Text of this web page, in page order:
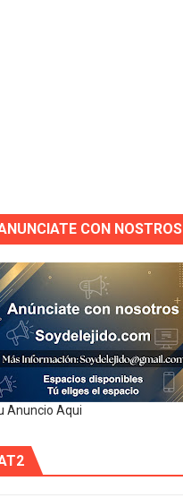
CON NOSTROS
Anuncio Aqui